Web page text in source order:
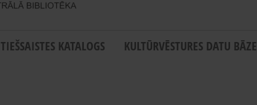
TIEŠSAISTES KATALOGS KULTŪRVĒSTURES DATU BĀZE